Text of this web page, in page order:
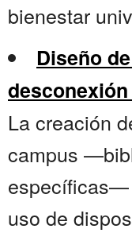
bienestar
Diseño
La creación
campus
específicas—
uso de